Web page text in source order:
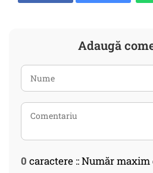
Adaugă
0 caractere :: Număr maxim